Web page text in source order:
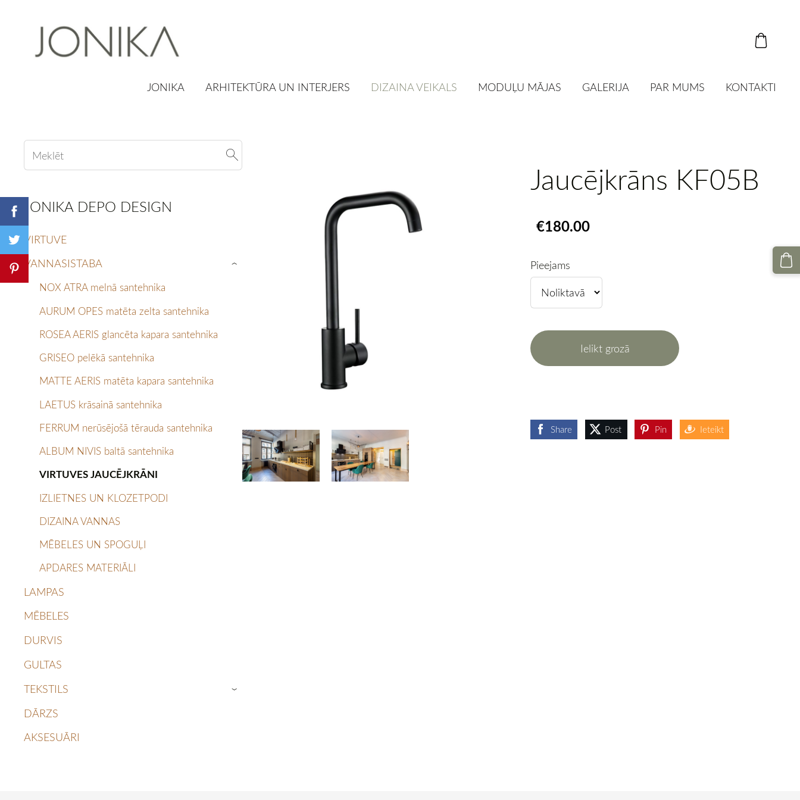
JONIKA ARHITEKTŪRA UN INTERJERS DIZAINA VEIKALS MODUĻU MĀJAS GALERIJA PAR MUMS KONTAKTI
JONIKA DEPO DESIGN
VIRTUVE
VANNASISTABA
NOX ATRA melnā santehnika
AURUM OPES matēta zelta santehnika
ROSEA AERIS glancēta kapara santehnika
GRISEO pelēkā santehnika
MATTE AERIS matēta kapara santehnika
LAETUS krāsainā santehnika
FERRUM nerūsējošā tērauda santehnika
ALBUM NIVIS baltā santehnika
VIRTUVES JAUCĒJKRĀNI
IZLIETNES UN KLOZETPODI
DIZAINA VANNAS
MĒBELES UN SPOGUĻI
APDARES MATERIĀLI
›
LAMPAS
MĒBELES
DURVIS
GULTAS
TEKSTILS
›
DĀRZS
AKSESUĀRI
Jaucējkrāns KF05B
€180.00
Pieejams
Ielikt grozā
Share Post Pin Ieteikt